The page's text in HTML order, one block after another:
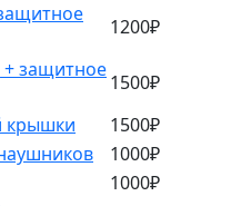
1200₽
+ защитное
1500₽
крышки
1500₽
1000₽
1000₽